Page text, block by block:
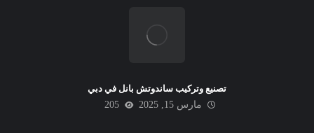
تصنيع وتركيب ساندوتش بانل في دبي
مارس 15, 2025
205